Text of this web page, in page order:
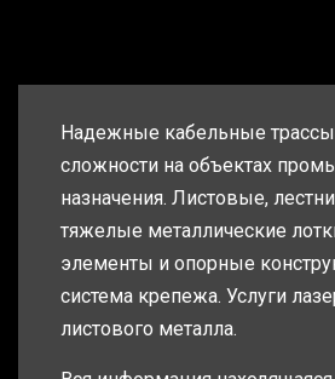
Надежные кабельные
сложности на объектах
назначения. Листовые,
тяжелые металлические
элементы и опорные
система крепежа. Услуги
листового металла.